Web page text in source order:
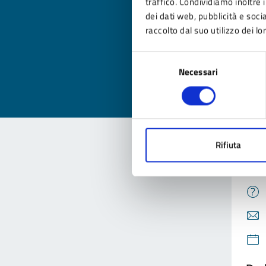
dei dati web, pubblicità e
raccolto dal suo utilizzo dei
Necessari
Rifiuta